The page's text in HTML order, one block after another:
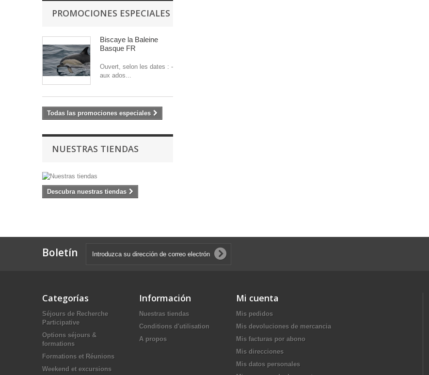
PROMOCIONES ESPECIALES
Biscaye la Baleine
Basque FR
Ouvert, selon les dates : -
aux ados...
Todas las promociones especiales
NUESTRAS TIENDAS
Descubra nuestras tiendas
Boletín
Categorías
Séjours de Recherche
Participative
Options séjours &
formations
Formations et Réunions
Weekend et excursions
Información
Nuestras tiendas
Conditions d'utilisation
A propos
Mi cuenta
Mis pedidos
Mis devoluciones de mercancia
Mis facturas por abono
Mis direcciones
Mis datos personales